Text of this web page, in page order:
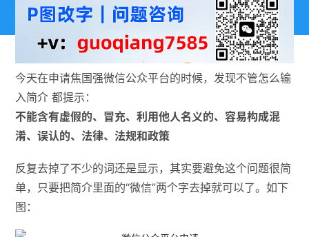
今天在申请焦国强微信公众平台的时候，发现不管怎么输
入简介 都提示：
不能含有虚假的、冒充、利用他人名义的、容易构成混
淆、误认的、法律、法规和政策
反复去掉了不少的词还是显示，其实要避免这个问题很简
单，只要把简介里面的“微信”两个字去掉就可以了。如下
图：